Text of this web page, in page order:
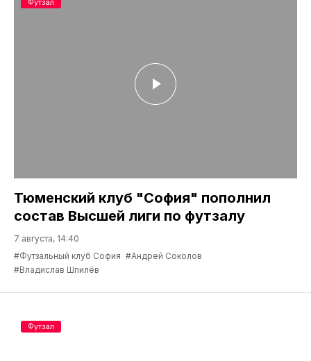
Тюменский клуб "София" пополнил
состав Высшей лиги по футзалу
7 августа, 14:40
#Футзальный клуб София #Андрей Соколов
#Владислав Шпилёв
Футзал